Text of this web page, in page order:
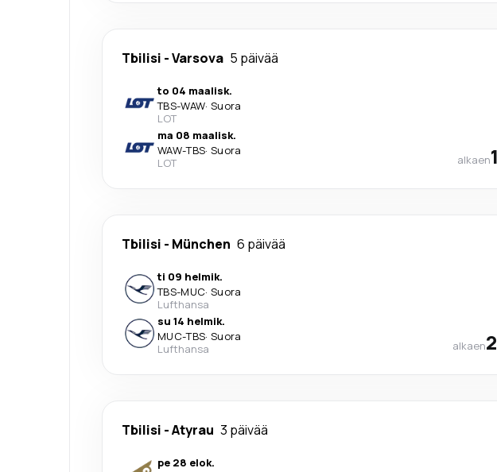
Tbilisi -Varsova 5 päivää
to 04 maalisk.
TBS-WAW· Suora
LOT
ma 08 maalisk.
WAW-TBS· Suora
LOT
alkaen
Tbilisi - München 6 päivää
ti 09 helmik.
TBS-MUC· Suora
Lufthansa
su 14 helmik.
MUC-TBS· Suora
Lufthansa
alkaen
Tbilisi -Atyrau 3 päivää
pe 28 elok.